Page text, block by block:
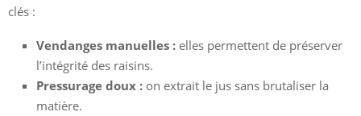
clés :
Vendanges manuelles : elles permettent de préserver
l’intégrité des raisins.
Pressurage doux : on extrait le jus sans brutaliser la
matière.